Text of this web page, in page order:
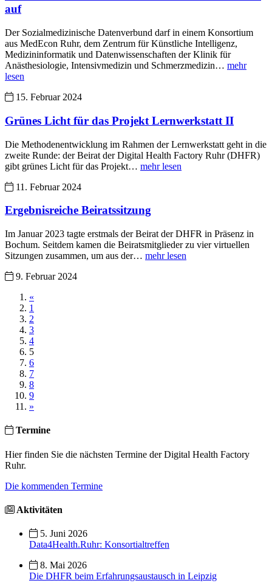
auf
Der Sozialmedizinische Datenverbund darf in einem Konsortium
aus MedEcon Ruhr, dem Zentrum für Künstliche Intelligenz,
Medizininformatik und Datenwissenschaften der Klinik für
Anästhesiologie, Intensivmedizin und Schmerzmedizin… mehr
lesen
15. Februar 2024
Grünes Licht für das Projekt Lernwerkstatt II
Die Methodenentwicklung im Rahmen der Lernwerkstatt geht in die
zweite Runde: der Beirat der Digital Health Factory Ruhr (DHFR)
gibt grünes Licht für das Projekt… mehr lesen
11. Februar 2024
Ergebnisreiche Beiratssitzung
Im Januar 2023 tagte erstmals der Beirat der DHFR in Präsenz in
Bochum. Seitdem kamen die Beiratsmitglieder zu vier virtuellen
Sitzungen zusammen, um aus der… mehr lesen
9. Februar 2024
«
1
2
3
4
5
6
7
8
9
»
Termine
Hier finden Sie die nächsten Termine der Digital Health Factory
Ruhr.
Die kommenden Termine
Aktivitäten
5. Juni 2026
Data4Health.Ruhr: Konsortialtreffen
8. Mai 2026
Die DHFR beim Erfahrungsaustausch in Leipzig